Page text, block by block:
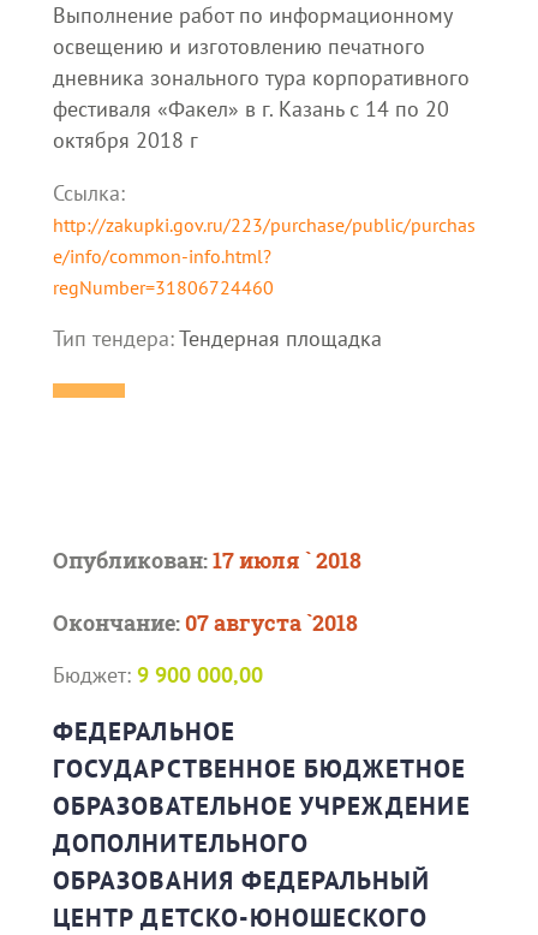
Выполнение работ по информационному
освещению и изготовлению печатного
дневника зонального тура корпоративного
фестиваля «Факел» в г. Казань с 14 по 20
октября 2018 г
Ссылка:
http://zakupki.gov.ru/223/purchase/public/purchas
e/info/common-info.html?
regNumber=31806724460
Тип тендера:Тендерная площадка
Опубликован:17 июля ` 2018
Окончание:07 августа `2018
Бюджет: 9 900 000,00
ФЕДЕРАЛЬНОЕ
ГОСУДАРСТВЕННОЕ БЮДЖЕТНОЕ
ОБРАЗОВАТЕЛЬНОЕ УЧРЕЖДЕНИЕ
ДОПОЛНИТЕЛЬНОГО
ОБРАЗОВАНИЯ ФЕДЕРАЛЬНЫЙ
ЦЕНТР ДЕТСКО-ЮНОШЕСКОГО